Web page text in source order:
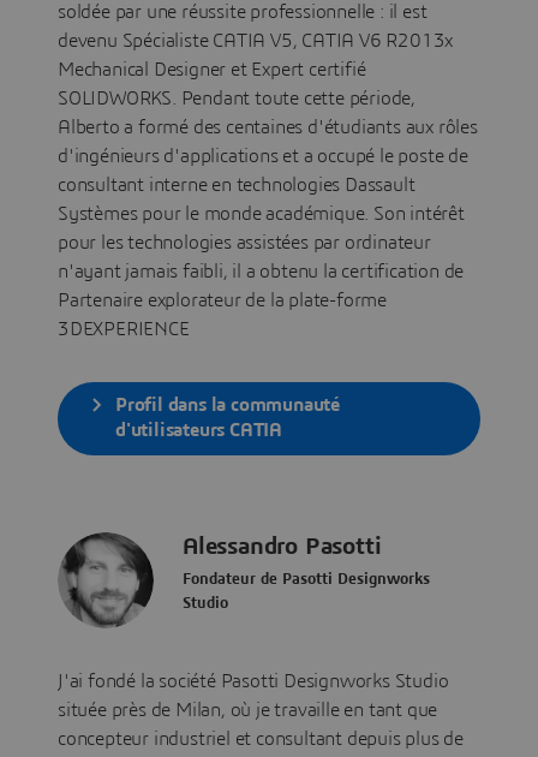
soldée par une réussite professionnelle : il est
devenu Spécialiste CATIA V5, CATIA V6 R2013x
Mechanical Designer et Expert certifié
SOLIDWORKS. Pendant toute cette période,
Alberto a formé des centaines d'étudiants aux rôles
d'ingénieurs d'applications et a occupé le poste de
consultant interne en technologies Dassault
Systèmes pour le monde académique. Son intérêt
pour les technologies assistées par ordinateur
n'ayant jamais faibli, il a obtenu la certification de
Partenaire explorateur de la plate-forme
3DEXPERIENCE
Profil dans la communauté
d'utilisateurs CATIA
Alessandro Pasotti
Fondateur de Pasotti Designworks
Studio
J'ai fondé la société Pasotti Designworks Studio
située près de Milan, où je travaille en tant que
concepteur industriel et consultant depuis plus de